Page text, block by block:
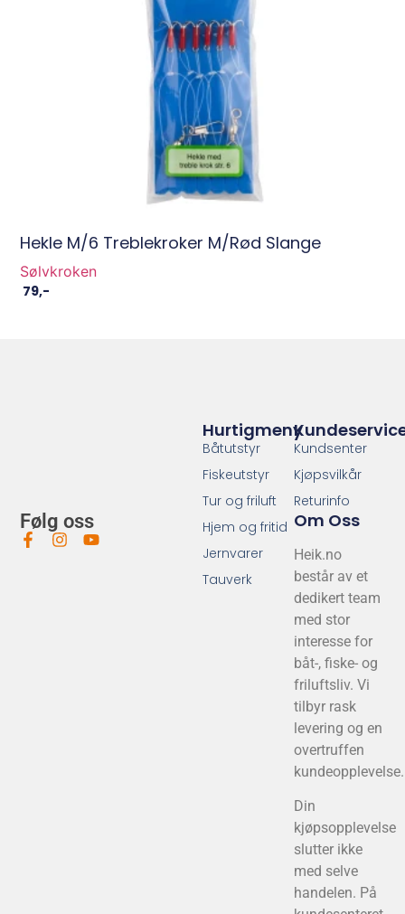
Hekle M/6 Treblekroker M/Rød Slange
Sølvkroken
79,-
Følg oss
Kundsenter
Kjøpsvilkår
Returinfo
Om Oss
Heik.no
består av et
dedikert team
med stor
interesse for
båt-, fiske- og
friluftsliv. Vi
tilbyr rask
levering og en
overtruffen
kundeopplevelse.
Din
kjøpsopplevelse
slutter ikke
med selve
handelen. På
Hurtigmeny
Båtutstyr
Fiskeutstyr
Tur og friluft
Hjem og fritid
Jernvarer
Tauverk